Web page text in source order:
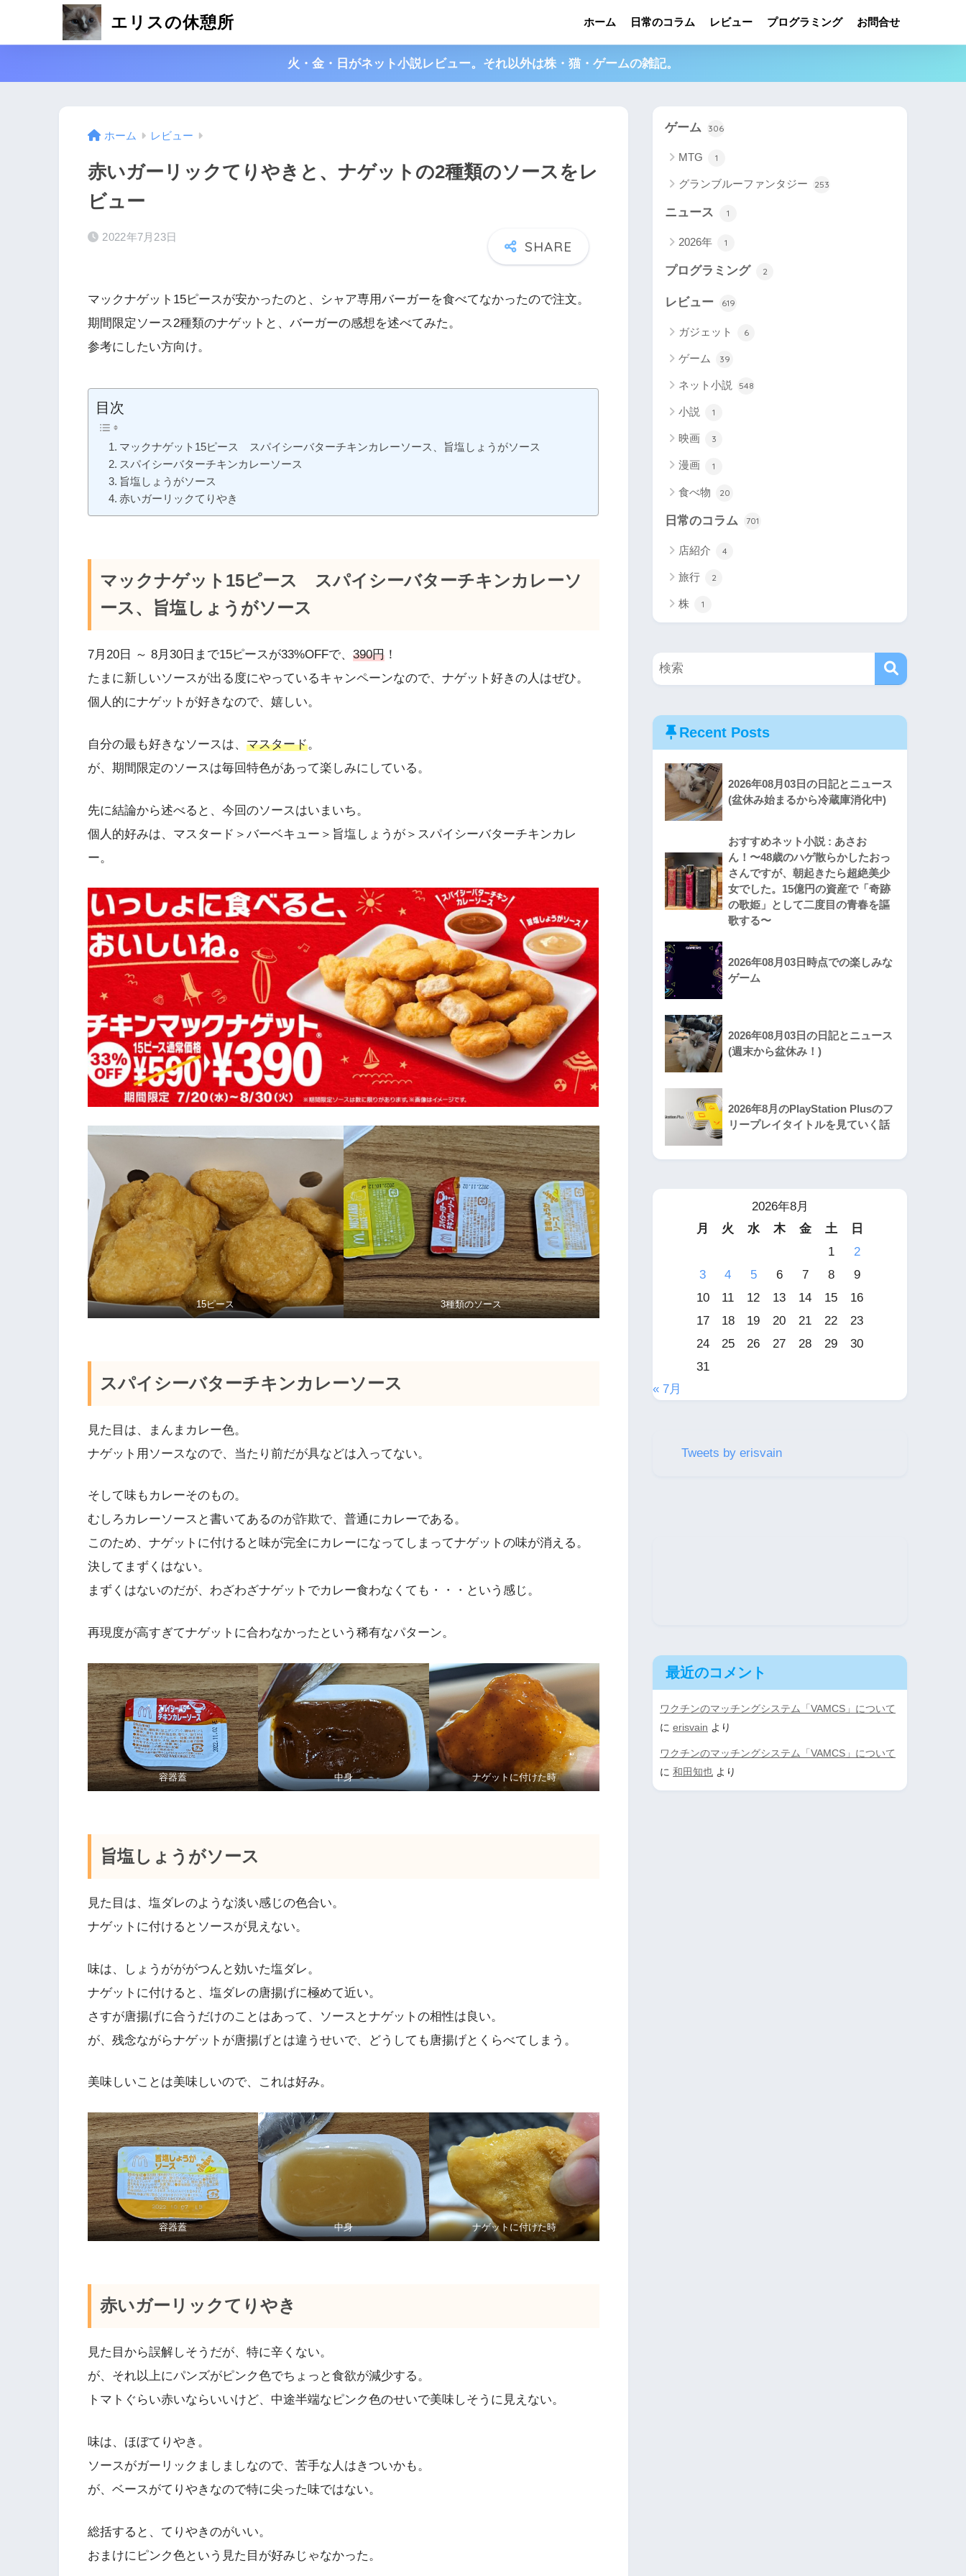
エリスの休憩所 ホーム 日常のコラム レビュー プログラミング お問合せ
火・金・日がネット小説レビュー。それ以外は株・猫・ゲームの雑記。
ホーム レビュー
赤いガーリックてりやきと、ナゲットの2種類のソースをレ
ビュー
2022年7月23日
マックナゲット15ピースが安かったのと、シャア専用バーガーを食べてなかったので注文。
期間限定ソース2種類のナゲットと、バーガーの感想を述べてみた。
参考にしたい方向け。
目次
マックナゲット15ピース スパイシーバターチキンカレーソース、旨塩しょうがソース
スパイシーバターチキンカレーソース
旨塩しょうがソース
赤いガーリックてりやき
マックナゲット15ピース スパイシーバターチキンカレーソ
ース、旨塩しょうがソース
7月20日 ～ 8月30日まで15ピースが33%OFFで、 390円 ！
たまに新しいソースが出る度にやっているキャンペーンなので、ナゲット好きの人はぜひ。
個人的にナゲットが好きなので、嬉しい。
自分の最も好きなソースは、 マスタード。
が、期間限定のソースは毎回特色があって楽しみにしている。
先に結論から述べると、今回のソースはいまいち。
個人的好みは、マスタード＞バーベキュー＞旨塩しょうが＞スパイシーバターチキンカレ
ー。
15ピース 3種類のソース
スパイシーバターチキンカレーソース
見た目は、まんまカレー色。
ナゲット用ソースなので、当たり前だが具などは入ってない。
そして味もカレーそのもの。
むしろカレーソースと書いてあるのが詐欺で、普通にカレーである。
このため、ナゲットに付けると味が完全にカレーになってしまってナゲットの味が消える。
決してまずくはない。
まずくはないのだが、わざわざナゲットでカレー食わなくても・・・という感じ。
再現度が高すぎてナゲットに合わなかったという稀有なパターン。
容器蓋 中身 ナゲットに付けた時
旨塩しょうがソース
見た目は、塩ダレのような淡い感じの色合い。
ナゲットに付けるとソースが見えない。
味は、しょうがががつんと効いた塩ダレ。
ナゲットに付けると、塩ダレの唐揚げに極めて近い。
さすが唐揚げに合うだけのことはあって、ソースとナゲットの相性は良い。
が、残念ながらナゲットが唐揚げとは違うせいで、どうしても唐揚げとくらべてしまう。
美味しいことは美味しいので、これは好み。
容器蓋 中身 ナゲットに付けた時
赤いガーリックてりやき
見た目から誤解しそうだが、特に辛くない。
が、それ以上にパンズがピンク色でちょっと食欲が減少する。
トマトぐらい赤いならいいけど、中途半端なピンク色のせいで美味しそうに見えない。
味は、ほぼてりやき。
ソースがガーリックましましなので、苦手な人はきついかも。
が、ベースがてりやきなので特に尖った味ではない。
総括すると、てりやきのがいい。
おまけにピンク色という見た目が好みじゃなかった。
ゲーム 306
MTG 1
グランブルーファンタジー 253
ニュース 1
2026年 1
プログラミング 2
レビュー 619
ガジェット 6
ゲーム 39
ネット小説 548
小説 1
映画 3
漫画 1
食べ物 20
日常のコラム 701
店紹介 4
旅行 2
株 1
Recent Posts
2026年08月03日の日記とニュース
(盆休み始まるから冷蔵庫消化中)
おすすめネット小説 : あさお
ん！〜48歳のハゲ散らかしたおっ
さんですが、朝起きたら超絶美少
女でした。15億円の資産で「奇跡
の歌姫」として二度目の青春を謳
歌する〜
2026年08月03日時点での楽しみな
ゲーム
2026年08月03日の日記とニュース
(週末から盆休み！)
2026年8月のPlayStation Plusのフ
リープレイタイトルを見ていく話
2026年8月
月
火 水 木 金 土
日
1
2
3
4 5 6 7 8
9
10
11 12 13 14 15
16
17
18 19 20 21 22
23
24
25 26 27 28 29
30
31
« 7月
Tweets by erisvain
最近のコメント
ワクチンのマッチングシステム「VAMCS」について
に erisvain より
ワクチンのマッチングシステム「VAMCS」について
に 和田知也 より